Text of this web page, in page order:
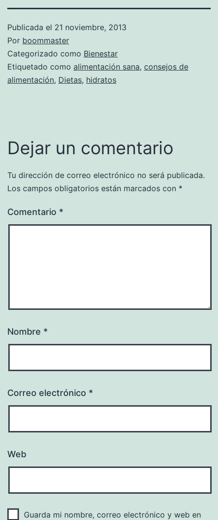
Publicada el 21 noviembre, 2013
Por boommaster
Categorizado como Bienestar
Etiquetado como alimentación sana, consejos de
alimentación, Dietas, hidratos
Dejar un comentario
Tu dirección de correo electrónico no será publicada.
Los campos obligatorios están marcados con *
Comentario *
Nombre *
Correo electrónico *
Web
Guarda mi nombre, correo electrónico y web en